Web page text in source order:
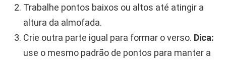
Trabalhe pontos baixos ou altos até atingir a
altura da almofada.
Crie outra parte igual para formar o verso. Dica:
use o mesmo padrão de pontos para manter a